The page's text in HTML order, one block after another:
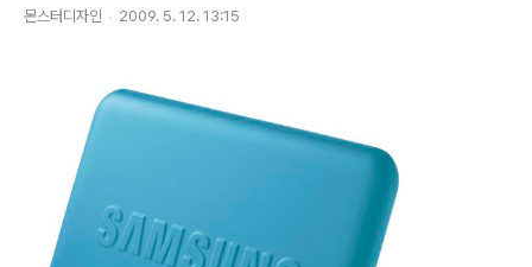
몬스터디자인 2009. 5. 12. 13:15